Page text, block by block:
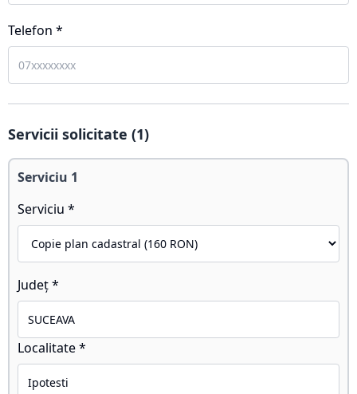
Telefon *
Servicii solicitate (1)
Serviciu 1
Serviciu *
Județ *
Localitate *